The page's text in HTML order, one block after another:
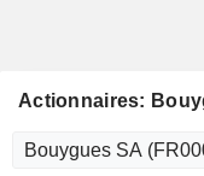
Actionnaires: